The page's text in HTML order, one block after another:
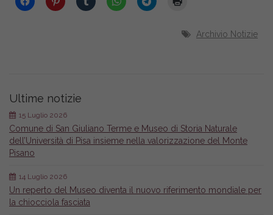
Archivio Notizie
Ultime notizie
Comune di San Giuliano Terme e Museo di Storia Naturale
dell’Università di Pisa insieme nella valorizzazione del Monte
Pisano
15 Luglio 2026
Un reperto del Museo diventa il nuovo riferimento mondiale per
la chiocciola fasciata
14 Luglio 2026